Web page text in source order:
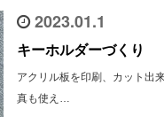
2023.01.1
キーホルダーづくり
アクリル板を印刷、カット出
真も使え…